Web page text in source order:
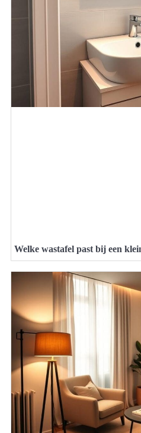
Welke wastafel past bij een